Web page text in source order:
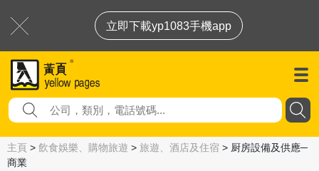
立即下載yp1083手機app
主頁 > 飲食娛樂、購物旅遊 > 旅遊、酒店及住宿 > 厨房設備及供應─
商業